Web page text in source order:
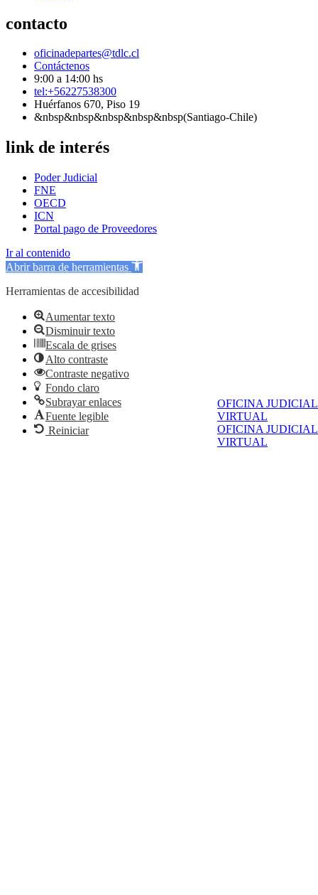
OFICINA JUDICIAL
VIRTUAL
OFICINA JUDICIAL
VIRTUAL
contacto
oficinadepartes@tdlc.cl
Contáctenos
9:00 a 14:00 hs
tel:+56227538300
Huérfanos 670, Piso 19
&nbsp&nbsp&nbsp&nbsp&nbsp(Santiago-Chile)
link de interés
Poder Judicial
FNE
OECD
ICN
Portal pago de Proveedores
Ir al contenido
Abrir barra de herramientas
Herramientas de accesibilidad
Aumentar texto
Disminuir texto
Escala de grises
Alto contraste
Contraste negativo
Fondo claro
Subrayar enlaces
Fuente legible
Reiniciar